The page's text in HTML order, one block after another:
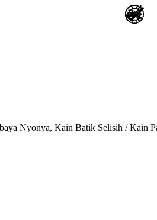
Nyonya, Kain Batik Selisih / Kain